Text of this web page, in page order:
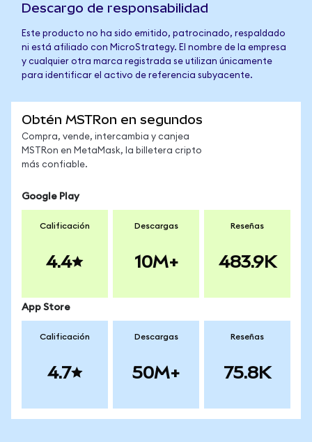
Descargo de responsabilidad
Este producto no ha sido emitido, patrocinado, respaldado
ni está afiliado con MicroStrategy. El nombre de la empresa
y cualquier otra marca registrada se utilizan únicamente
para identificar el activo de referencia subyacente.
Obtén MSTRon en segundos
Compra, vende, intercambia y canjea
MSTRon en MetaMask, la billetera cripto
más confiable.
Google Play
Calificación
4.4
Descargas
10M+
Reseñas
483.9K
App Store
Calificación
4.7
Descargas
50M+
Reseñas
75.8K